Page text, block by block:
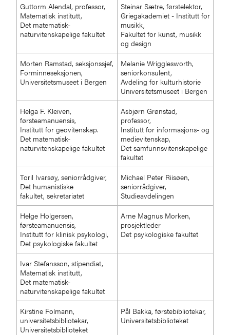
Guttorm Alendal, professor,
Matematisk institutt,
Det matematisk-
naturvitenskapelige fakultet
Steinar Sætre, førstelektor,
Griegakademiet - Institutt for
musikk,
Fakultet for kunst, musikk
og design
Morten Ramstad, seksjonssjef,
Forminneseksjonen,
Universitetsmuseet i Bergen
Melanie Wrigglesworth,
seniorkonsulent,
Avdeling for kulturhistorie
Universitetsmuseet i Bergen
Helga F. Kleiven,
førsteamanuensis,
Institutt for geovitenskap.
Det matematisk-
naturvitenskapelige fakultet
Asbjørn Grønstad,
professor,
Institutt for informasjons- og
medievitenskap,
Det samfunnsvitenskapelige
fakultet
Toril Ivarsøy, seniorrådgiver,
Det humanistiske
fakultet, sekretariatet
Michael Peter Riisøen,
seniorrådgiver,
Studieavdelingen
Helge Holgersen,
førsteamanuensis,
Institutt for klinisk psykologi,
Det psykologiske fakultet
Arne Magnus Morken,
prosjektleder
Det psykologiske fakultet
Ivar Stefansson, stipendiat,
Matematisk institutt,
Det matematisk-
naturvitenskapelige fakultet
Kirstine Folmann,
universitetsbibliotekar,
Universitetsbiblioteket
Pål Bakka, førstebibliotekar,
Universitetsbiblioteket